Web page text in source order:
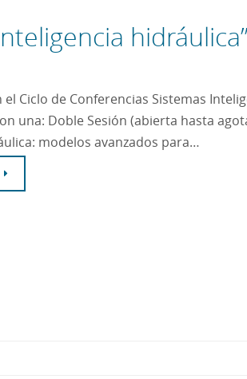
Ciclo de Conferencias Sistemas
una: Doble Sesión (abierta hasta
modelos avanzados para…